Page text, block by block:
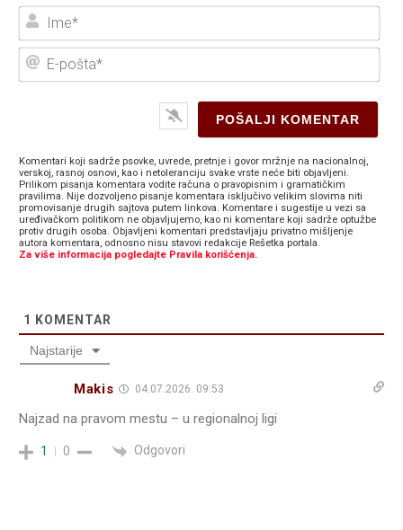
E-
Komentari koji sadrže psovke, uvrede, pretnje i govor mržnje na nacionalnoj,
verskoj, rasnoj osnovi, kao i netoleranciju svake vrste neće biti objavljeni.
Prilikom pisanja komentara vodite računa o pravopisnim i gramatičkim
pravilima. Nije dozvoljeno pisanje komentara isključivo velikim slovima niti
promovisanje drugih sajtova putem linkova. Komentare i sugestije u vezi sa
uređivačkom politikom ne objavljujemo, kao ni komentare koji sadrže optužbe
protiv drugih osoba. Objavljeni komentari predstavljaju privatno mišljenje
autora komentara, odnosno nisu stavovi redakcije Rešetka portala.
Za više informacija pogledajte Pravila korišćenja.
1 KOMENTAR
Najstarije
Makis 04.07.2026. 09:53
Najzad na pravom mestu – u regionalnoj ligi
1 0 Odgovori